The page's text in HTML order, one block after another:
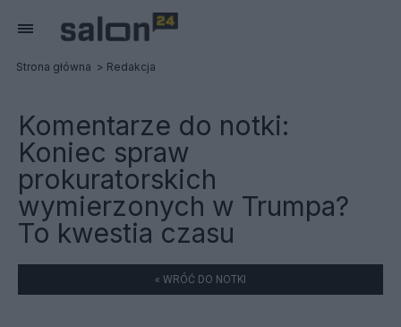
Strona główna Redakcja
Komentarze do notki:
Koniec spraw
prokuratorskich
wymierzonych w Trumpa?
To kwestia czasu
« WRÓĆ DO NOTKI